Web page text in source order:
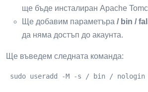
ще бъде инсталиран Apache
Ще добавим параметъра / bin /
да няма достъп до акаунта.
Ще въведем следната команда:
sudo useradd -M -s / bin /